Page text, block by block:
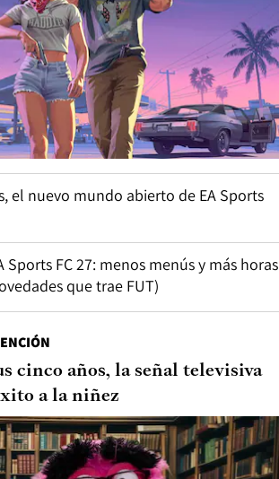
el nuevo mundo abierto de EA Sports
Sports FC 27: menos menús y más horas
que trae FUT)
cinco años, la señal televisiva
a la niñez